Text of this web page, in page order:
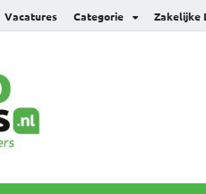
Vacatures Categorie Zakelijke